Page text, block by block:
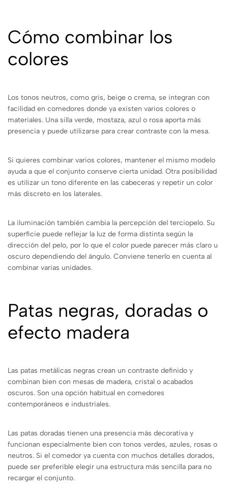
Cómo combinar los
colores
Los tonos neutros, como gris, beige o crema, se integran con
facilidad en comedores donde ya existen varios colores o
materiales. Una silla verde, mostaza, azul o rosa aporta más
presencia y puede utilizarse para crear contraste con la mesa.
Si quieres combinar varios colores, mantener el mismo modelo
ayuda a que el conjunto conserve cierta unidad. Otra posibilidad
es utilizar un tono diferente en las cabeceras y repetir un color
más discreto en los laterales.
La iluminación también cambia la percepción del terciopelo. Su
superficie puede reflejar la luz de forma distinta según la
dirección del pelo, por lo que el color puede parecer más claro u
oscuro dependiendo del ángulo. Conviene tenerlo en cuenta al
combinar varias unidades.
Patas negras, doradas o
efecto madera
Las patas metálicas negras crean un contraste definido y
combinan bien con mesas de madera, cristal o acabados
oscuros. Son una opción habitual en comedores
contemporáneos e industriales.
Las patas doradas tienen una presencia más decorativa y
funcionan especialmente bien con tonos verdes, azules, rosas o
neutros. Si el comedor ya cuenta con muchos detalles dorados,
puede ser preferible elegir una estructura más sencilla para no
recargar el conjunto.